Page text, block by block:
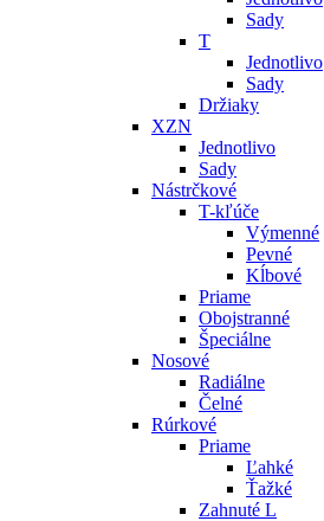
Sady
T
Jednotlivo
Sady
Držiaky
XZN
Jednotlivo
Sady
Nástrčkové
T-kľúče
Výmenné
Pevné
Kĺbové
Priame
Obojstranné
Špeciálne
Nosové
Radiálne
Čelné
Rúrkové
Priame
Ľahké
Ťažké
Zahnuté L